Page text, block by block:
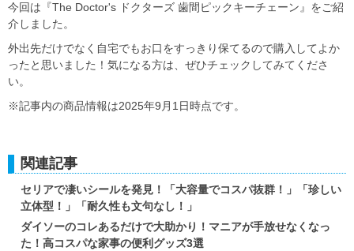
今回は『The Doctor's ドクターズ 歯間ピックキーチェーン』をご紹
介しました。
外出先だけでなく自宅でもお口をすっきり保てるので購入してよか
ったと思いました！気になる方は、ぜひチェックしてみてくださ
い。
※記事内の商品情報は2025年9月1日時点です。
関連記事
セリアで凄いシールを発見！「大容量でコスパ抜群！」「珍しい
立体型！」「耐久性も文句なし！」
ダイソーのコレあるだけで大助かり！マニアが手放せなくなっ
た！高コスパな家事の便利グッズ3選